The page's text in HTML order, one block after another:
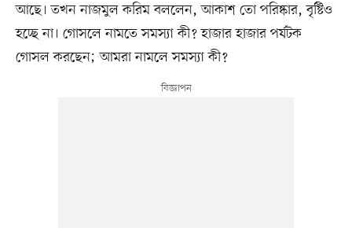
আছে। তখন নাজমুল করিম বললেন, আকাশ তো পরিষ্কার, বৃষ্টিও
হচ্ছে না। গোসলে নামতে সমস্যা কী? হাজার হাজার পর্যটক
গোসল করছেন; আমরা নামলে সমস্যা কী?